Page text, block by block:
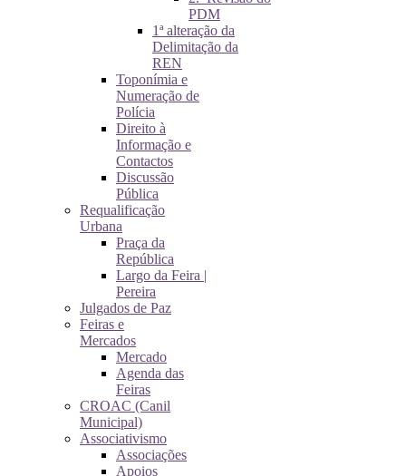
PDM
1ª alteração da
Delimitação da
REN
Toponímia e
Numeração de
Polícia
Direito à
Informação e
Contactos
Discussão
Pública
Requalificação
Urbana
Praça da
República
Largo da Feira |
Pereira
Julgados de Paz
Feiras e
Mercados
Mercado
Agenda das
Feiras
CROAC (Canil
Municipal)
Associativismo
Associações
Apoios